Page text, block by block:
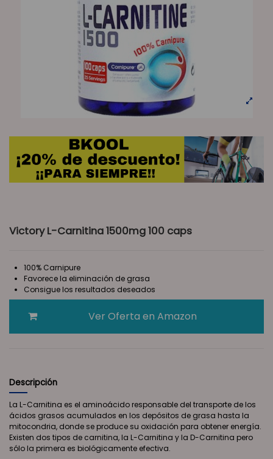
Victory L-Carnitina 1500mg 100 caps
100% Carnipure
Favorece la eliminación de grasa
Consigue los resultados deseados
Ver Oferta en Amazon
Descripción
La L-Carnitina es el aminoácido responsable del transporte de los
ácidos grasos acumulados en los depósitos de grasa hasta la
mitocondria, donde se produce su oxidación para obtener energía.
Existen dos tipos de carnitina, la L-Carnitina y la D-Carnitina pero
sólo la primera es biológicamente efectiva.